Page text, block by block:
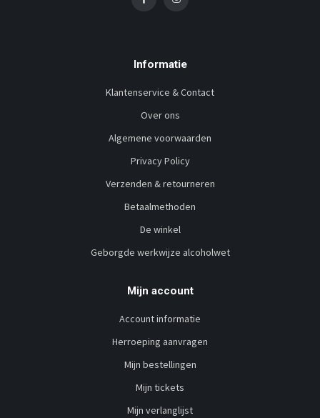
Informatie
Klantenservice & Contact
Over ons
Algemene voorwaarden
Privacy Policy
Verzenden & retourneren
Betaalmethoden
De winkel
Geborgde werkwijze alcoholwet
Mijn account
Account informatie
Herroeping aanvragen
Mijn bestellingen
Mijn tickets
Mijn verlanglijst